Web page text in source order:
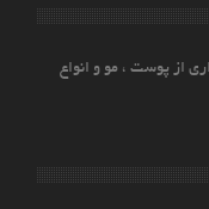
از پوست ، مو و انواع